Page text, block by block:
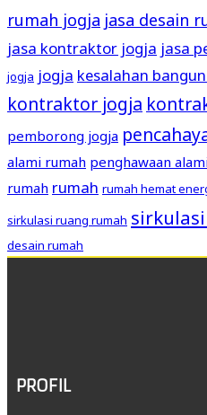
rumah jogja jasa desain
jasa kontraktor jogja jasa
jogja jogja kesalahan
kontraktor jogja
pemborong jogja
alami rumah penghawaan
rumah rumah rumah hemat
sirkulasi ruang rumah
desain rumah
PROFIL